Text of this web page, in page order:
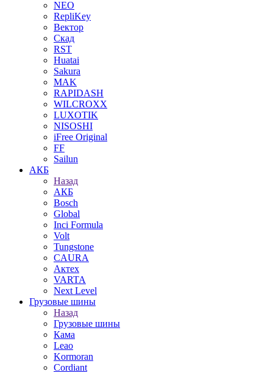
NEO
RepliKey
Вектор
Скад
RST
Huatai
Sakura
MAK
RAPIDASH
WILCROXX
LUXOTIK
NISOSHI
iFree Original
FF
Sailun
АКБ
Назад
АКБ
Bosch
Global
Inci Formula
Volt
Tungstone
CAURA
Актех
VARTA
Next Level
Грузовые шины
Назад
Грузовые шины
Кама
Leao
Kormoran
Cordiant